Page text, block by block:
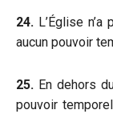
24. L’Église
aucun pouvoir
25. En dehors
pouvoir